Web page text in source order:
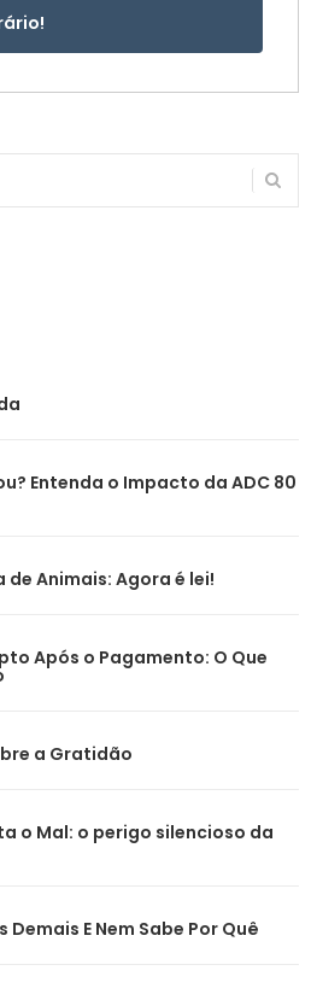
Entenda o Impacto da ADC 80
Animais: Agora é lei!
Após o Pagamento: O Que
a Gratidão
o Mal: o perigo silencioso da
E Nem Sabe Por Quê